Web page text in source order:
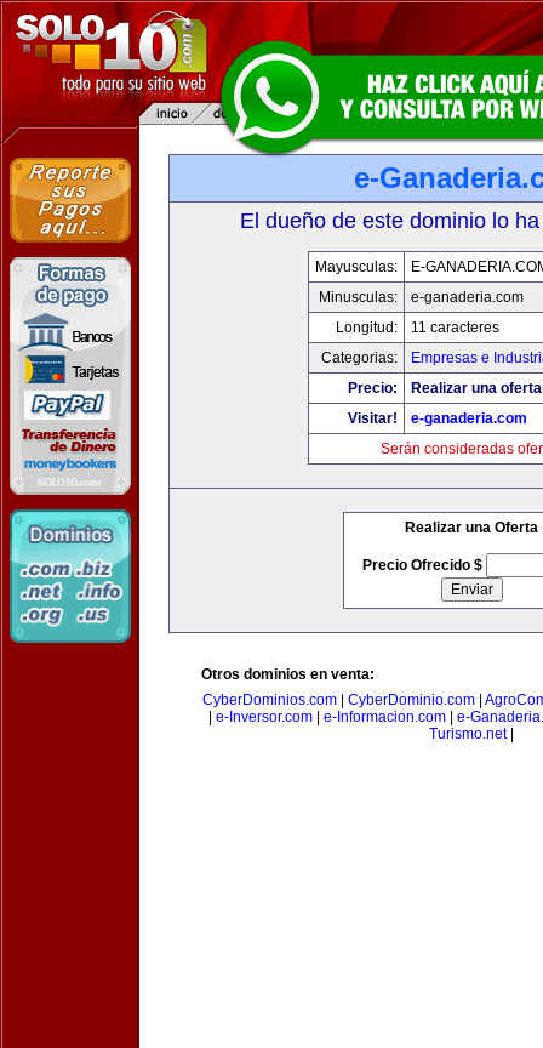
e-
El dueño de este dominio lo
Mayusculas:
E-
Minusculas:
e-ganaderia.com
Longitud:
11 caracteres
Categorias:
Empresas e
Precio:
Realizar una
Visitar!
e-ganaderia.com
Serán consideradas
Realizar una Oferta
Precio Ofrecido $
Otros dominios en venta:
CyberDominios.com| CyberDominio.com|
e-Inversor.com| e-Informacion.com| e-
Turismo.net|